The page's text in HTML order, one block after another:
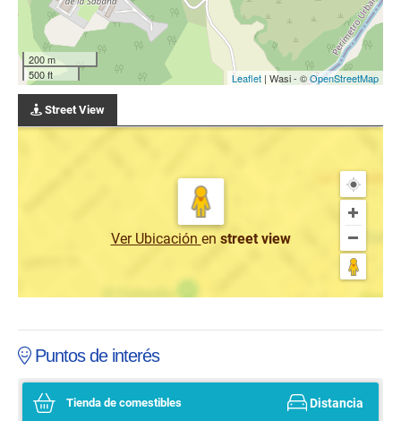
200 m
500 ft
Leaflet | Wasi - ©OpenStreetMap
Street View
Ver Ubicación en street view
Puntos de interés
Tienda de comestibles Distancia